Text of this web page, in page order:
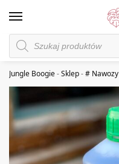
Jungle Boogie-Sklep-# Nawozy